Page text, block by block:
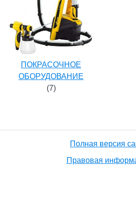
ПОКРАСОЧНОЕ
ОБОРУДОВАНИЕ
(7)
Полная версия
Правовая